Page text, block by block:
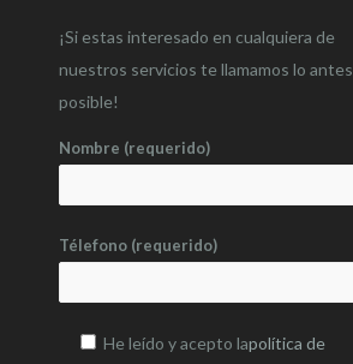
¡Si estas interesado en cualquiera de
nuestros servicios te llamamos lo antes
posible!
Nombre (requerido)
Télefono (requerido)
He leído y acepto lapolítica de